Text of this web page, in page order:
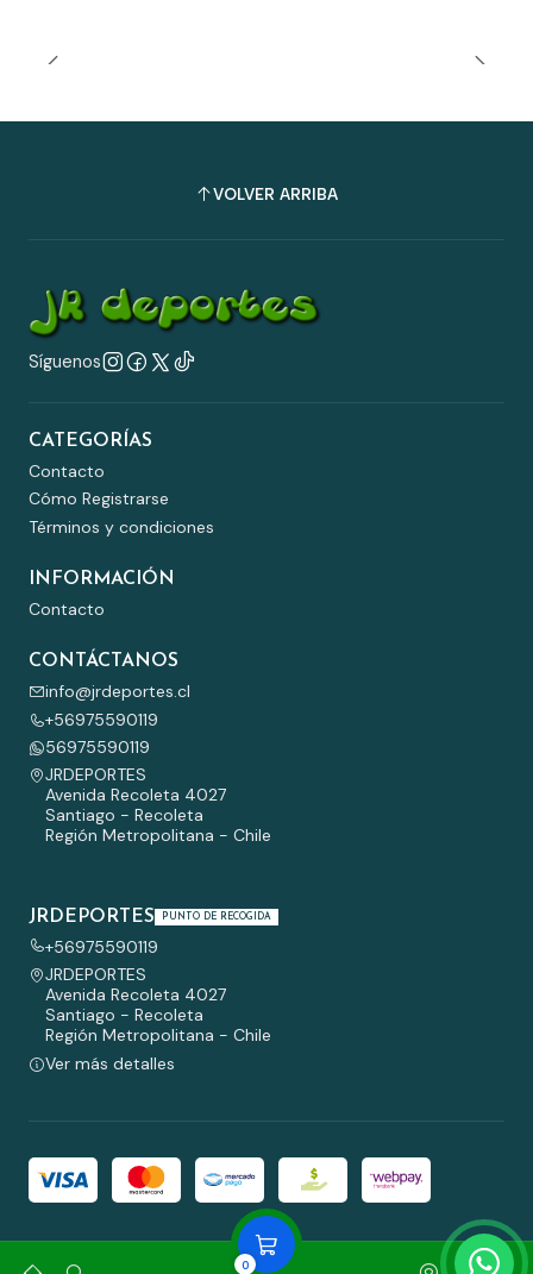
0
VOLVER ARRIBA
Síguenos
CATEGORÍAS
Contacto
Cómo Registrarse
Términos y condiciones
INFORMACIÓN
Contacto
CONTÁCTANOS
info@jrdeportes.cl
+56975590119
56975590119
JRDEPORTES
Avenida Recoleta 4027
Santiago - Recoleta
Región Metropolitana - Chile
JRDEPORTES PUNTO DE RECOGIDA
+56975590119
JRDEPORTES
Avenida Recoleta 4027
Santiago - Recoleta
Región Metropolitana - Chile
Ver más detalles